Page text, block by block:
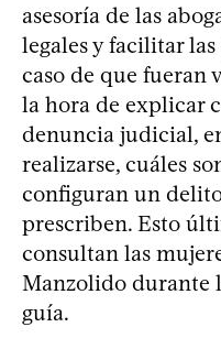
asesoría de las
legales y facilitar
caso de que fueran
la hora de explicar
denuncia judicial,
realizarse, cuáles
configuran un
prescriben. Esto
consultan las
Manzolido durante
guía.